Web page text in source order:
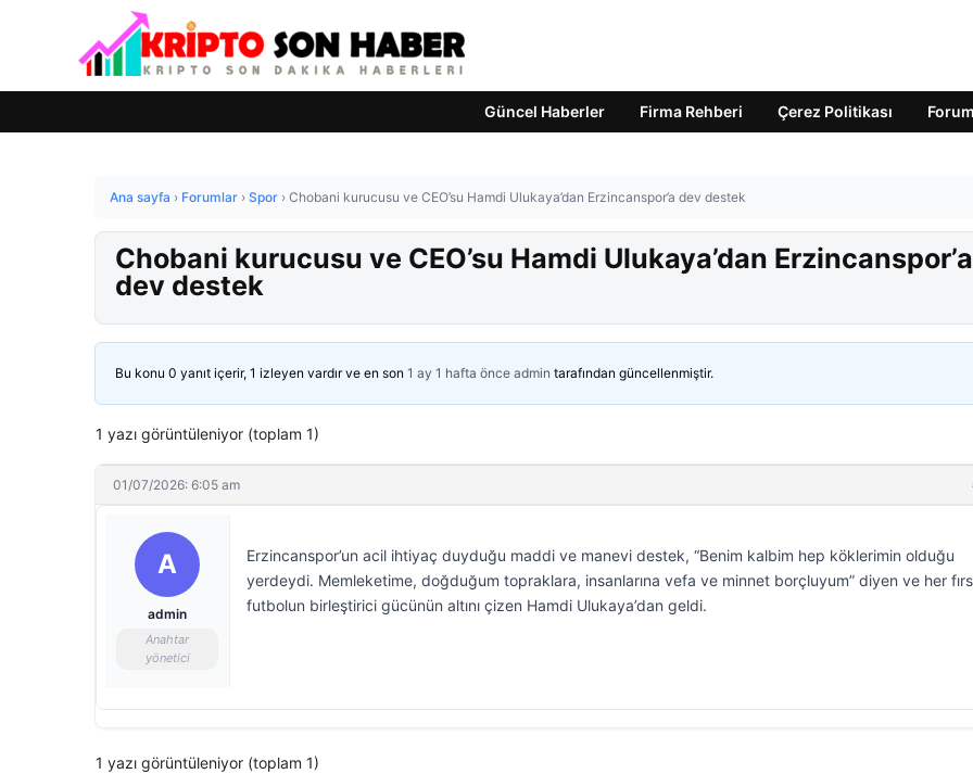
Güncel Haberler Firma Rehberi Çerez Politikası Forum
Ana sayfa › Forumlar › Spor › Chobani kurucusu ve CEO’su Hamdi Ulukaya’dan Erzincanspor’a dev destek
Chobani kurucusu ve CEO’su Hamdi Ulukaya’dan Erzincanspor’a
dev destek
Bu konu 0 yanıt içerir, 1 izleyen vardır ve en son 1 ay 1 hafta önce admin tarafından güncellenmiştir.
1 yazı görüntüleniyor (toplam 1)
01/07/2026: 6:05 am
A
admin
Anahtar
yönetici
Erzincanspor’un acil ihtiyaç duyduğu maddi ve manevi destek, “Benim kalbim hep köklerimin olduğu
yerdeydi. Memleketime, doğduğum topraklara, insanlarına vefa ve minnet borçluyum” diyen ve her
futbolun birleştirici gücünün altını çizen Hamdi Ulukaya’dan geldi.
1 yazı görüntüleniyor (toplam 1)